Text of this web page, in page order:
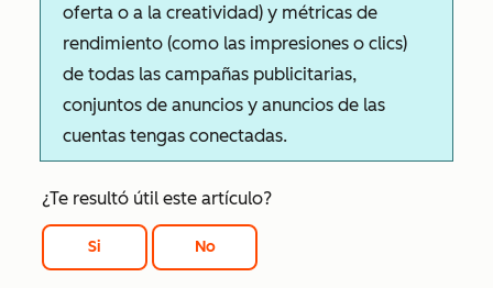
oferta o a la creatividad) y métricas de
rendimiento (como las impresiones o clics)
de todas las campañas publicitarias,
conjuntos de anuncios y anuncios de las
cuentas tengas conectadas.
¿Te resultó útil este artículo?
Si No